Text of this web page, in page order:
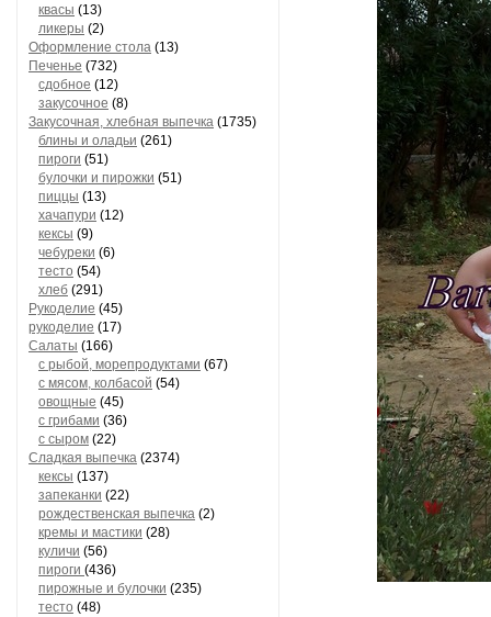
квасы (13)
ликеры (2)
Оформление стола (13)
Печенье (732)
сдобное (12)
закусочное (8)
Закусочная, хлебная выпечка (1735)
блины и оладьи (261)
пироги (51)
булочки и пирожки (51)
пиццы (13)
хачапури (12)
кексы (9)
чебуреки (6)
тесто (54)
хлеб (291)
Рукоделие (45)
рукоделие (17)
Салаты (166)
с рыбой, морепродуктами (67)
с мясом, колбасой (54)
овощные (45)
с грибами (36)
с сыром (22)
Сладкая выпечка (2374)
кексы (137)
запеканки (22)
рождественская выпечка (2)
кремы и мастики (28)
куличи (56)
пироги (436)
пирожные и булочки (235)
тесто (48)